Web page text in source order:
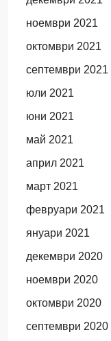
ноември 2021
октомври 2021
септември 2021
юли 2021
юни 2021
май 2021
април 2021
март 2021
февруари 2021
януари 2021
декември 2020
ноември 2020
октомври 2020
септември 2020